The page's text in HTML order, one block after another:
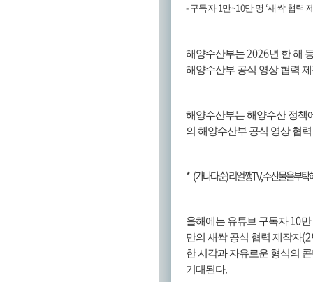
- 구독자 1만~10만 명‘새싹 협력
해양수산부는2026년 한 해
해양수산부 공식 영상 협력
해양수산부는 해양수산 정책
의 해양수산부 공식 영상 협
* (가나다순)리얼깽TV,수산물을부탁
올해에는 유튜브 구독자10
만의 새싹 공식 협력 제작자(2
한 시각과 자유로운 형식의
기대된다.